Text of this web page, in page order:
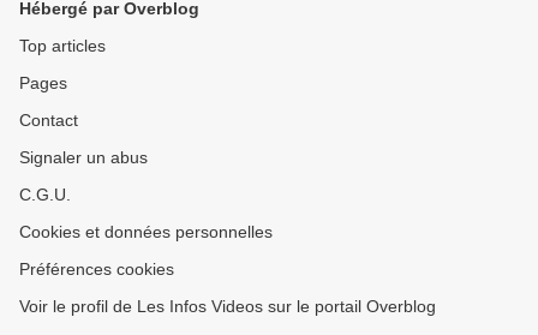
Hébergé par Overblog
Top articles
Pages
Contact
Signaler un abus
C.G.U.
Cookies et données personnelles
Préférences cookies
Voir le profil de Les Infos Videos sur le portail Overblog